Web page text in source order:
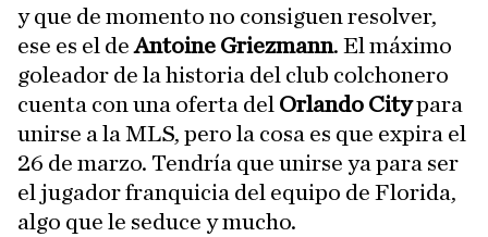
y que de momento no consiguen resolver,
ese es el deAntoine Griezmann. El máximo
goleador de la historia del club colchonero
cuenta con una oferta del Orlando Citypara
unirse a la MLS, pero la cosa es que expira el
26 de marzo. Tendría que unirse ya para ser
el jugador franquicia del equipo de Florida,
algo que le seduce y mucho.